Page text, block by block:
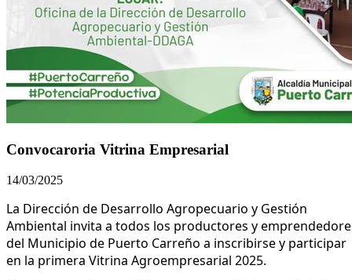
Convocaroria Vitrina Empresarial
14/03/2025
La Dirección de Desarrollo Agropecuario y Gestión
Ambiental invita a todos los productores y
del Municipio de Puerto Carreño a inscribirse y participar
en la primera Vitrina Agroempresarial 2025.